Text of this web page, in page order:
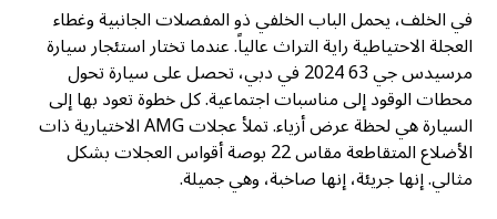
في الخلف، يحمل الباب الخلفي ذو المفصلات الجانبية وغطاء
العجلة الاحتياطية راية التراث عالياً. عندما تختار استئجار سيارة
مرسيدس جي 63 2024 في دبي، تحصل على سيارة تحول
محطات الوقود إلى مناسبات اجتماعية. كل خطوة تعود بها إلى
السيارة هي لحظة عرض أزياء. تملأ عجلات AMG الاختيارية ذات
الأضلاع المتقاطعة مقاس 22 بوصة أقواس العجلات بشكل
مثالي. إنها جريئة، إنها صاخبة، وهي جميلة.